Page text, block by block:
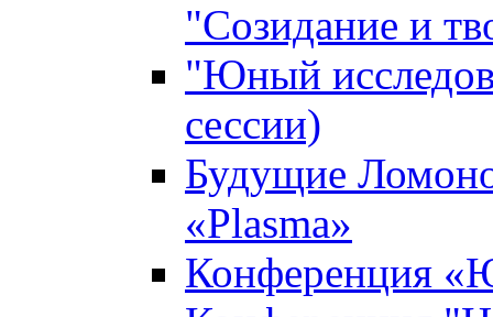
"Созидание и
"Юный
сессии)
Будущие
«Plasma»
Конференция